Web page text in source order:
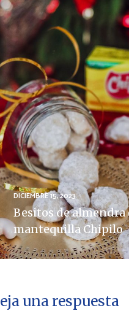
DICIEMBRE 15, 2023
Besitos de almendra
mantequilla Chipilo
una respuesta